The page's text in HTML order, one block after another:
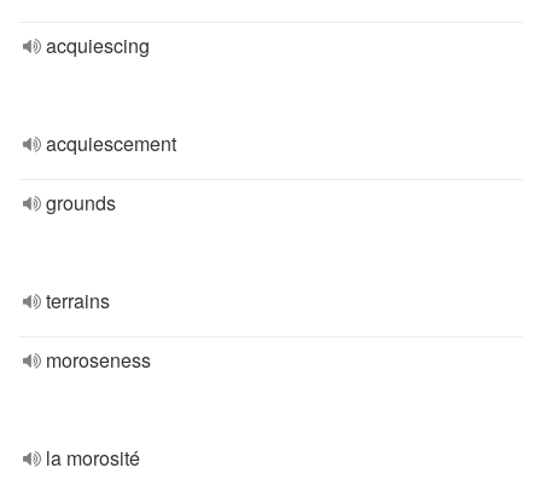
acquiescing
acquiescement
grounds
terrains
moroseness
la morosité